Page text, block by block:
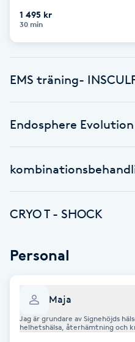
Blowout
Bottenfärg
Brynfärgning
Bröllopsuppsättning
C
1 495 kr
30 min
EMS träning-
Endosphere Evolution
CRYO T - SHOCK
Personal
Maja
Jag är grundare av Signehöjds
helhetshälsa, återhämtning och